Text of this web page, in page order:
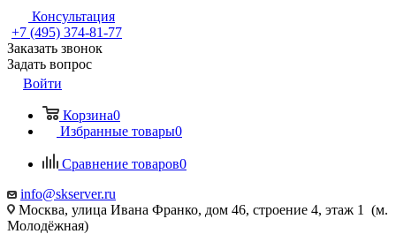
Консультация
+7 (495) 374-81-77
Заказать звонок
Задать вопрос
Войти
Корзина0
Избранные товары0
Сравнение товаров0
info@skserver.ru
Москва, улица Ивана Франко, дом 46, строение 4, этаж 1 (м.
Молодёжная)